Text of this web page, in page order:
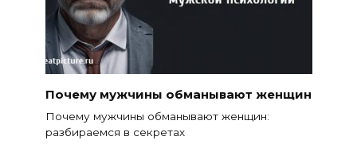
Почему мужчины обманывают женщин
Почему мужчины обманывают женщин:
разбираемся в секретах